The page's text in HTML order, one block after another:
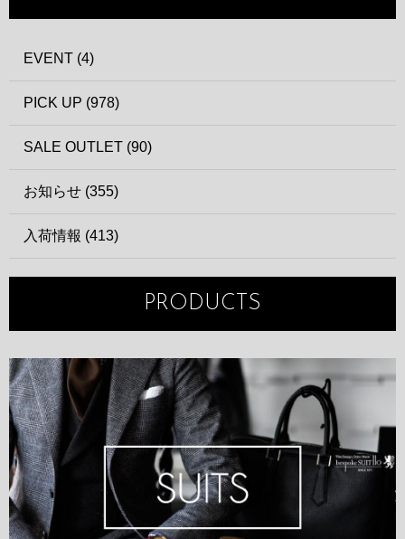
EVENT (4)
PICK UP (978)
SALE OUTLET (90)
お知らせ (355)
入荷情報 (413)
PRODUCTS